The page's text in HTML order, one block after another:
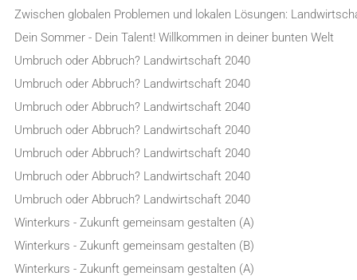
Zwischen globalen Problemen und lokalen Lösungen:
Dein Sommer - Dein Talent! Willkommen in deiner bunten Welt
Umbruch oder Abbruch? Landwirtschaft 2040
Umbruch oder Abbruch? Landwirtschaft 2040
Umbruch oder Abbruch? Landwirtschaft 2040
Umbruch oder Abbruch? Landwirtschaft 2040
Umbruch oder Abbruch? Landwirtschaft 2040
Umbruch oder Abbruch? Landwirtschaft 2040
Umbruch oder Abbruch? Landwirtschaft 2040
Winterkurs - Zukunft gemeinsam gestalten (A)
Winterkurs - Zukunft gemeinsam gestalten (B)
Winterkurs - Zukunft gemeinsam gestalten (A)